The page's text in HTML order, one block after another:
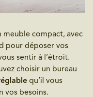
meuble compact, avec
pour déposer vos
sentir à l’étroit.
choisir un bureau
qu’il vous
vos besoins.